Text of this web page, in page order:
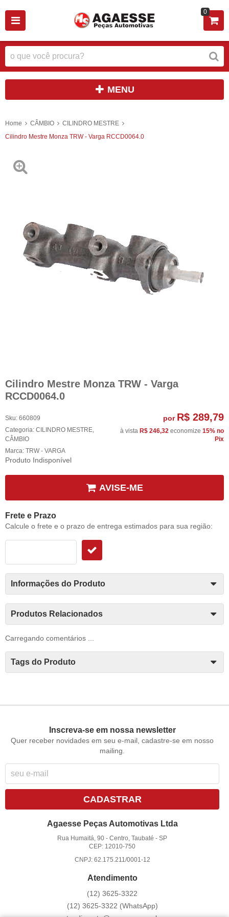
0
MENU
Home CÂMBIO
CILINDRO MESTRE
Cilindro Mestre Monza TRW - Varga RCCD0064.0
Cilindro Mestre Monza TRW - Varga
RCCD0064.0
Sku: 660809
Categoria: CILINDRO MESTRE,
CÂMBIO
Marca: TRW - VARGA
Produto Indisponível
por R$ 289,79
à vista R$ 246,32 economize 15% no
Pix
AVISE-ME
Frete e Prazo
Calcule o frete e o prazo de entrega estimados para sua região:
Informações do Produto
Produtos Relacionados
Carregando comentários ...
Tags do Produto
Inscreva-se em nossa newsletter
Quer receber novidades em seu e-mail, cadastre-se em nosso
mailing.
CADASTRAR
Agaesse Peças Automotivas Ltda
Rua Humaitá, 90 -Centro, Taubaté -SP
CEP: 12010-750
CNPJ: 62.175.211/0001-12
Atendimento
(12) 3625-3322
(12) 3625-3322 (WhatsApp)